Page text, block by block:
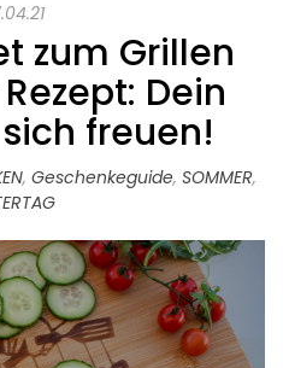
zum Grillen
Dein
freuen!
, Geschenkeguide, SOMMER,